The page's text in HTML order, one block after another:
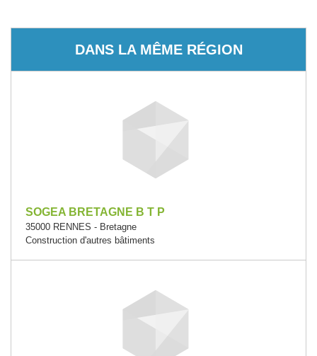
DANS LA MÊME RÉGION
SOGEA BRETAGNE B T P
35000 RENNES - Bretagne
Construction d'autres bâtiments